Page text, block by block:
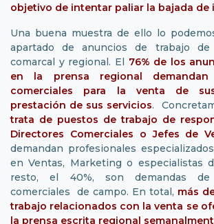
objetivo de intentar paliar la bajada de
Una buena muestra de ello lo
apartado de anuncios de trabajo de
comarcal y regional. El 76% de los
en la prensa regional demandan
comerciales para la venta de
prestación de sus servicios.
trata de puestos de trabajo de
Directores Comerciales o Jefes de
demandan profesionales
en Ventas, Marketing o especialistas
resto, el 40%, son demandas de
comerciales de campo. En total, más
trabajo relacionados con la venta se
la prensa escrita regional